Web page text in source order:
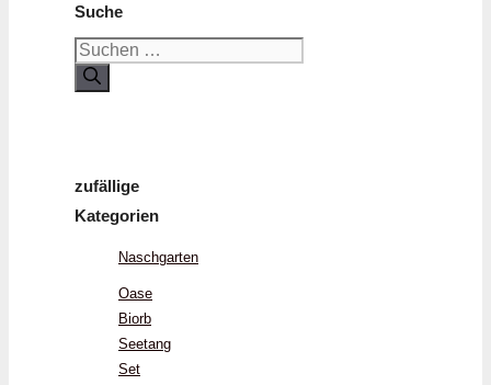
Suche
Suchen
nach:
zufällige
Kategorien
Naschgarten
Oase
Biorb
Seetang
Set